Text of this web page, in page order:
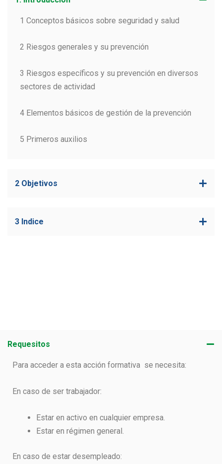
1 Conceptos básicos sobre seguridad y salud
2 Riesgos generales y su prevención
3 Riesgos específicos y su prevención en diversos
sectores de actividad
4 Elementos básicos de gestión de la prevención
5 Primeros auxilios
2 Objetivos
3 Indice
Requesitos
Para acceder a esta acción formativa se necesita:
En caso de ser trabajador:
Estar en activo en cualquier empresa.
Estar en régimen general.
En caso de estar desempleado: